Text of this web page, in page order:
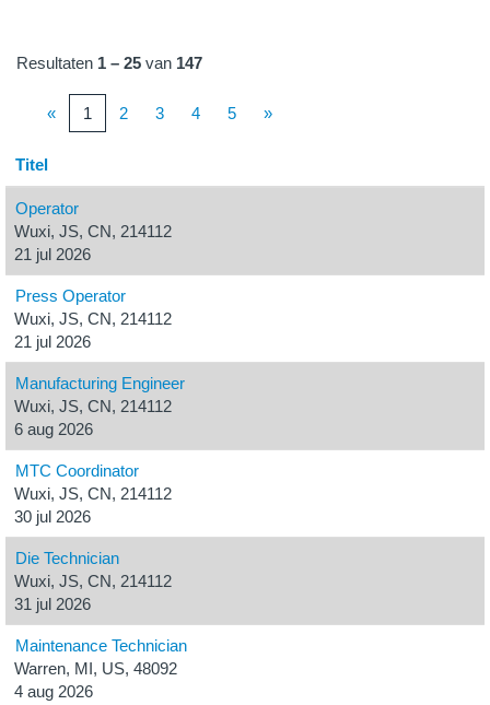
Resultaten 1 – 25 van 147
« 1 2 3 4 5 »
Titel
Operator
Wuxi, JS, CN, 214112
21 jul 2026
Press Operator
Wuxi, JS, CN, 214112
21 jul 2026
Manufacturing Engineer
Wuxi, JS, CN, 214112
6 aug 2026
MTC Coordinator
Wuxi, JS, CN, 214112
30 jul 2026
Die Technician
Wuxi, JS, CN, 214112
31 jul 2026
Maintenance Technician
Warren, MI, US, 48092
4 aug 2026